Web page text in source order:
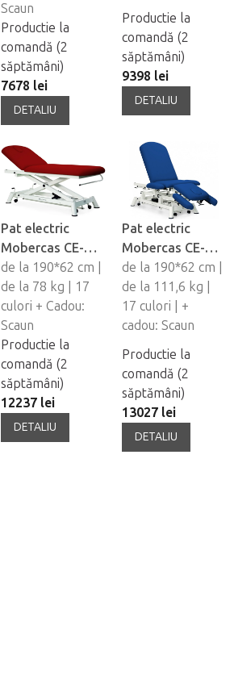
Scaun
Productie la
comandă (2
săptămâni)
7678 lei
DETALIU
Productie la
comandă (2
săptămâni)
9398 lei
DETALIU
Pat electric
Mobercas CE-
0120-R
de la 190*62 cm |
de la 78 kg | 17
culori + Cadou:
Scaun
Productie la
comandă (2
săptămâni)
12237 lei
DETALIU
Pat electric
Mobercas CE-
2170-ARPC
de la 190*62 cm |
de la 111,6 kg |
17 culori | +
cadou: Scaun
Productie la
comandă (2
săptămâni)
13027 lei
DETALIU